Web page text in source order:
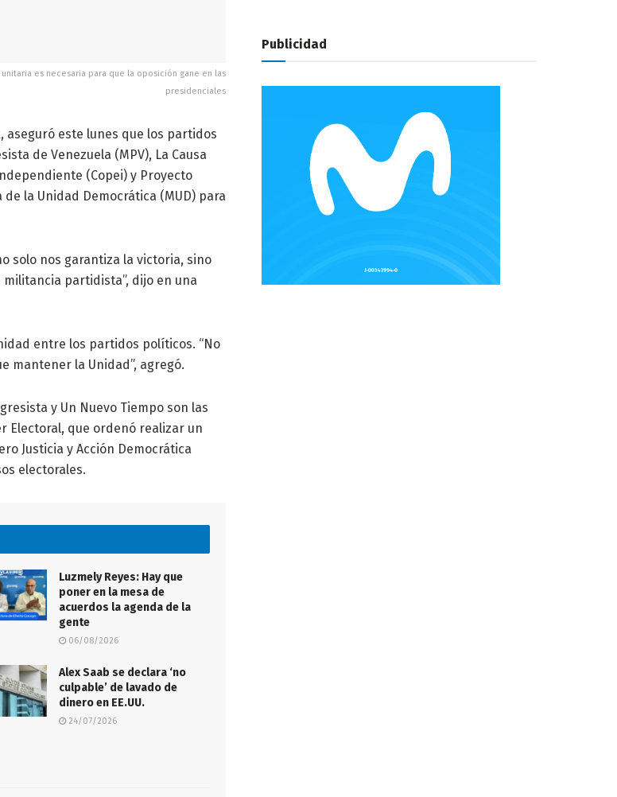
es necesaria para que la oposición gane en las
presidenciales
aseguró este lunes que los partidos
de Venezuela (MPV), La Causa
(Copei) y Proyecto
la Unidad Democrática (MUD) para
solo nos garantiza la victoria, sino
partidista”, dijo en una
entre los partidos políticos. “No
mantener la Unidad”, agregó.
y Un Nuevo Tiempo son las
Electoral, que ordenó realizar un
Justicia y Acción Democrática
electorales.
Luzmely Reyes: Hay que
poner en la mesa de
acuerdos la agenda de la
gente
06/08/2026
Alex Saab se declara ‘no
culpable’ de lavado de
dinero en EE.UU.
24/07/2026
Publicidad